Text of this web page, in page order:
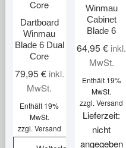
Dartboard
Winmau
Blade 6 Dual
Core
79,95€ inkl.
MwSt.
Enthält 19%
MwSt.
zzgl. Versand
Winmau
Cabinet
Blade 6
64,95€ inkl.
MwSt.
Enthält 19%
MwSt.
zzgl.Versand
Lieferzeit:
nicht
angegeben